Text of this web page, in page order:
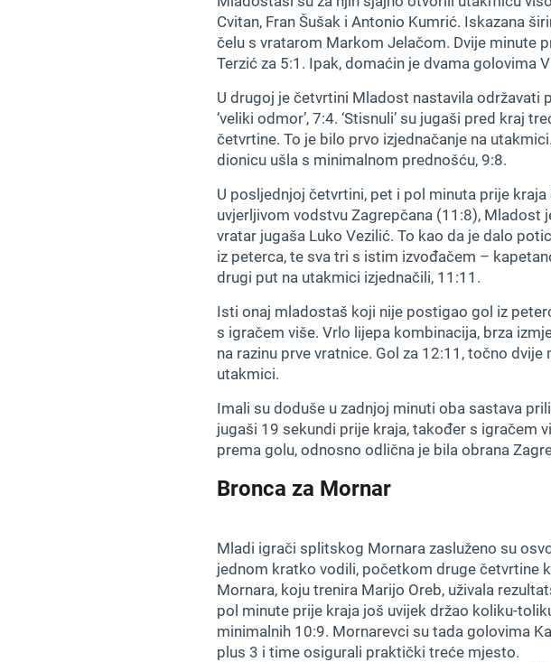
Cvitan, Fran Šušak i Antonio Kumrić. Iskazana
čelu s vratarom Markom Jelačom. Dvije minute
Terzić za 5:1. Ipak, domaćin je dvama golovima
U drugoj je četvrtini Mladost nastavila održavati
‘veliki odmor’, 7:4. ‘Stisnuli’ su jugaši pred kraj
četvrtine. To je bilo prvo izjednačanje na
dionicu ušla s minimalnom prednošću, 9:8.
U posljednjoj četvrtini, pet i pol minuta prije kraja
uvjerljivom vodstvu Zagrepčana (11:8), Mladost
vratar jugaša Luko Vezilić. To kao da je dalo
iz peterca, te sva tri s istim izvođačem –
drugi put na utakmici izjednačili, 11:11.
Isti onaj mladostaš koji nije postigao gol iz
s igračem više. Vrlo lijepa kombinacija, brza
na razinu prve vratnice. Gol za 12:11, točno
utakmici.
Imali su doduše u zadnjoj minuti oba sastava
jugaši 19 sekundi prije kraja, također s igračem
prema golu, odnosno odlična je bila obrana
Bronca za Mornar
Mladi igrači splitskog Mornara zasluženo su
jednom kratko vodili, početkom druge četvrtine
Mornara, koju trenira Marijo Oreb, uživala
pol minute prije kraja još uvijek držao koliku-
minimalnih 10:9. Mornarevci su tada golovima
plus 3 i time osigurali praktički treće mjesto.